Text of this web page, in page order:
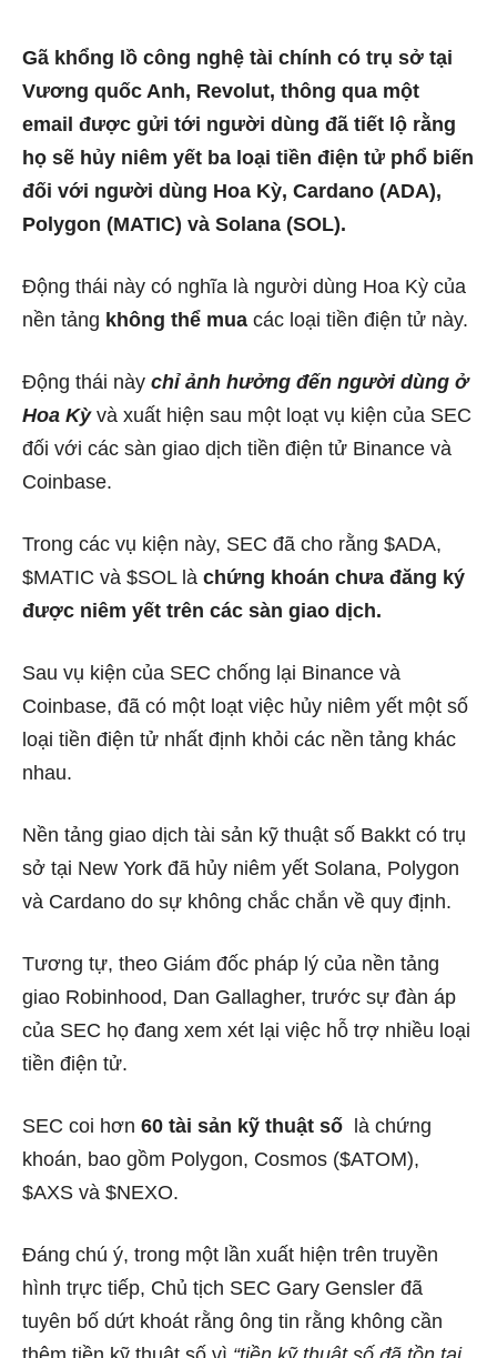
Gã khổng lồ công nghệ tài chính có trụ sở tại
Vương quốc Anh, Revolut, thông qua một
email được gửi tới người dùng đã tiết lộ rằng
họ sẽ hủy niêm yết ba loại tiền điện tử phổ biến
đối với người dùng Hoa Kỳ, Cardano (ADA),
Polygon (MATIC) và Solana (SOL).
Động thái này có nghĩa là người dùng Hoa Kỳ của
nền tảng không thể mua các loại tiền điện tử này.
Động thái này chỉ ảnh hưởng đến người dùng ở
Hoa Kỳ và xuất hiện sau một loạt vụ kiện của SEC
đối với các sàn giao dịch tiền điện tử Binance và
Coinbase.
Trong các vụ kiện này, SEC đã cho rằng $ADA,
$MATIC và $SOL là chứng khoán chưa đăng ký
được niêm yết trên các sàn giao dịch.
Sau vụ kiện của SEC chống lại Binance và
Coinbase, đã có một loạt việc hủy niêm yết một số
loại tiền điện tử nhất định khỏi các nền tảng khác
nhau.
Nền tảng giao dịch tài sản kỹ thuật số Bakkt có trụ
sở tại New York đã hủy niêm yết Solana, Polygon
và Cardano do sự không chắc chắn về quy định.
Tương tự, theo Giám đốc pháp lý của nền tảng
giao Robinhood, Dan Gallagher, trước sự đàn áp
của SEC họ đang xem xét lại việc hỗ trợ nhiều loại
tiền điện tử.
SEC coi hơn 60 tài sản kỹ thuật số là chứng
khoán, bao gồm Polygon, Cosmos ($ATOM),
$AXS và $NEXO.
Đáng chú ý, trong một lần xuất hiện trên truyền
hình trực tiếp, Chủ tịch SEC Gary Gensler đã
tuyên bố dứt khoát rằng ông tin rằng không cần